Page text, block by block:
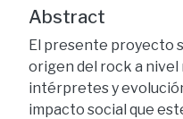
Abstract
El presente proyecto
origen del rock a
intérpretes y
impacto social que